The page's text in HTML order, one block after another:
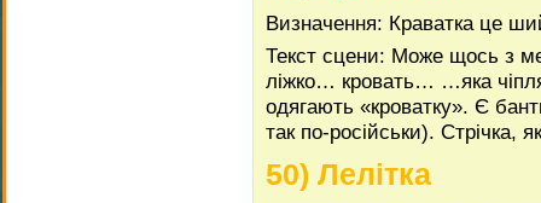
Визначення: Краватка це
Текст сцени: Може щось з
ліжко… кровать… …яка
одягають «кроватку». Є
так по-російськи). Стрічка,
50) Лелітка